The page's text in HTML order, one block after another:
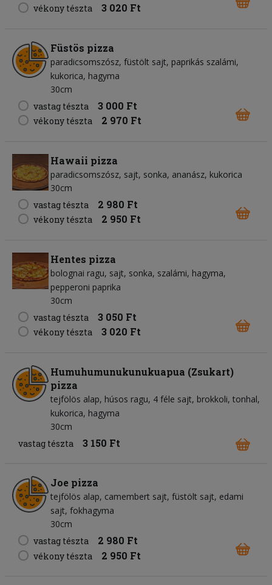
vékony tészta 3 020 Ft
Füstös pizza
paradicsomszósz füstölt sajt paprikás szalámi
kukorica hagyma
30cm
vastag tészta
3 000 Ft
vékony tészta 2 970 Ft
Hawaii pizza
paradicsomszósz sajt sonka ananász kukorica
30cm
vastag tészta
2 980 Ft
vékony tészta 2 950 Ft
Hentes pizza
bolognai ragu sajt sonka szalámi hagyma
pepperoni paprika
30cm
vastag tészta
3 050 Ft
vékony tészta 3 020 Ft
Humuhumunukunukuapua (Zsukart)
pizza
tejfölös alap húsos ragu 4 féle sajt brokkoli tonhal
kukorica hagyma
30cm
vastag tészta
3 150 Ft
Joe pizza
tejfölös alap camembert sajt füstölt sajt edami
sajt fokhagyma
30cm
vastag tészta
2 980 Ft
vékony tészta 2 950 Ft